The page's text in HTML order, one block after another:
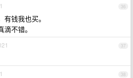
36
钱我也买。
不错。
37
38